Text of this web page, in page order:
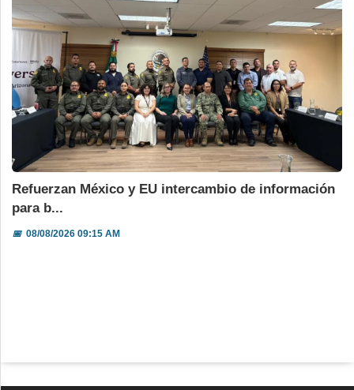
Refuerzan México y EU intercambio de información
para b...
📅08/08/2026 09:15 AM